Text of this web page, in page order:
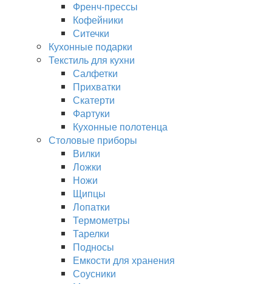
Френч-прессы
Кофейники
Ситечки
Кухонные подарки
Текстиль для кухни
Салфетки
Прихватки
Скатерти
Фартуки
Кухонные полотенца
Столовые приборы
Вилки
Ложки
Ножи
Щипцы
Лопатки
Термометры
Тарелки
Подносы
Емкости для хранения
Соусники